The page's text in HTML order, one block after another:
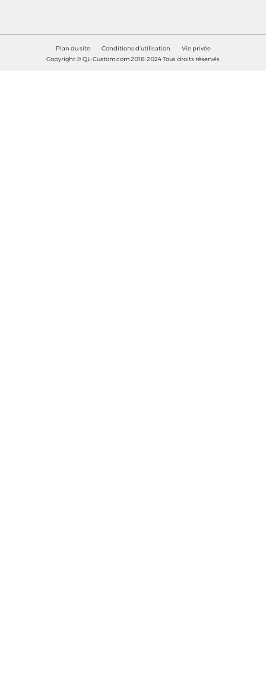
Plan du site Conditions d'utilisation
Vie privée
Copyright © QL-Custom.com 2016-2024 Tous droits réservés